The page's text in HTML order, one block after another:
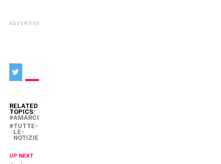
ADVERTISEMENT
RELATED
TOPICS:
AMARCORD
TUTTE-
LE-
NOTIZIE
UP NEXT